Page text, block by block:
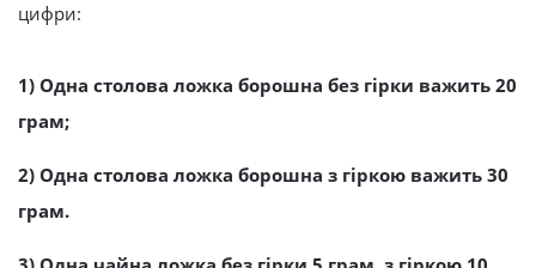
цифри:
1) Одна столова ложка борошна без гірки важить 20
грам;
2) Одна столова ложка борошна з гіркою важить 30
грам.